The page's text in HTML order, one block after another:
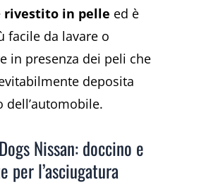
rivestito in pelle ed è
facile da lavare o
in presenza dei peli che
deposita
dell’automobile.
Nissan: doccino e
per l’asciugatura